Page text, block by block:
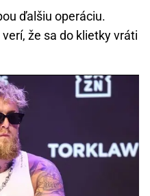
ďalšiu operáciu.
že sa do klietky vráti